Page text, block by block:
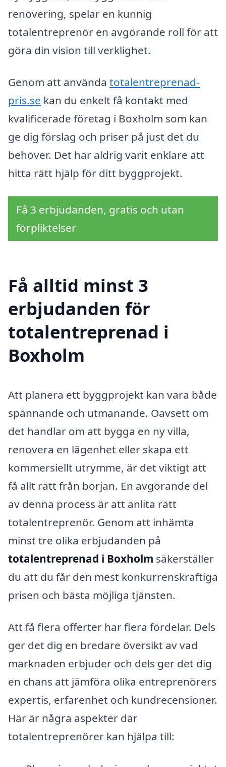
renovering, spelar en kunnig
totalentreprenör en avgörande roll för att
göra din vision till verklighet.
Genom att använda totalentreprenad-
pris.se kan du enkelt få kontakt med
kvalificerade företag i Boxholm som kan
ge dig förslag och priser på just det du
behöver. Det har aldrig varit enklare att
hitta rätt hjälp för ditt byggprojekt.
Få 3 erbjudanden, gratis och utan
förpliktelser
Få alltid minst 3
erbjudanden för
totalentreprenad i
Boxholm
Att planera ett byggprojekt kan vara både
spännande och utmanande. Oavsett om
det handlar om att bygga en ny villa,
renovera en lägenhet eller skapa ett
kommersiellt utrymme, är det viktigt att
få allt rätt från början. En avgörande del
av denna process är att anlita rätt
totalentreprenör. Genom att inhämta
minst tre olika erbjudanden på
totalentreprenad i Boxholm säkerställer
du att du får den mest konkurrenskraftiga
prisen och bästa möjliga tjänsten.
Att få flera offerter har flera fördelar. Dels
ger det dig en bredare översikt av vad
marknaden erbjuder och dels ger det dig
en chans att jämföra olika entreprenörers
expertis, erfarenhet och kundrecensioner.
Här är några aspekter där
totalentreprenörer kan hjälpa till: